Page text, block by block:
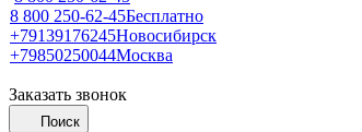
8 800 250-62-45Бесплатно
+79139176245Новосибирск
+79850250044Москва
Заказать звонок
Поиск